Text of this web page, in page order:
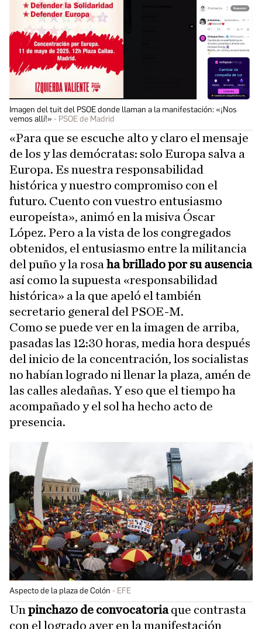
Imagen del tuit del PSOE donde llaman a la manifestación: «¡Nos
vemos allí!»
PSOE de Madrid
«Para que se escuche alto y claro el mensaje
de los y las demócratas: solo Europa salva a
Europa. Es nuestra responsabilidad
histórica y nuestro compromiso con el
futuro. Cuento con vuestro entusiasmo
europeísta», animó en la misiva Óscar
López. Pero a la vista de los congregados
obtenidos, el entusiasmo entre la militancia
del puño y la rosa ha brillado por su ausencia
así como la supuesta «responsabilidad
histórica» a la que apeló el también
secretario general del PSOE-M.
Como se puede ver en la imagen de arriba,
pasadas las 12:30 horas, media hora después
del inicio de la concentración, los socialistas
no habían logrado ni llenar la plaza, amén de
las calles aledañas. Y eso que el tiempo ha
acompañado y el sol ha hecho acto de
presencia.
Aspecto de la plaza de Colón EFE
Un pinchazo de convocatoriaque contrasta
con el logrado ayer en la manifestación